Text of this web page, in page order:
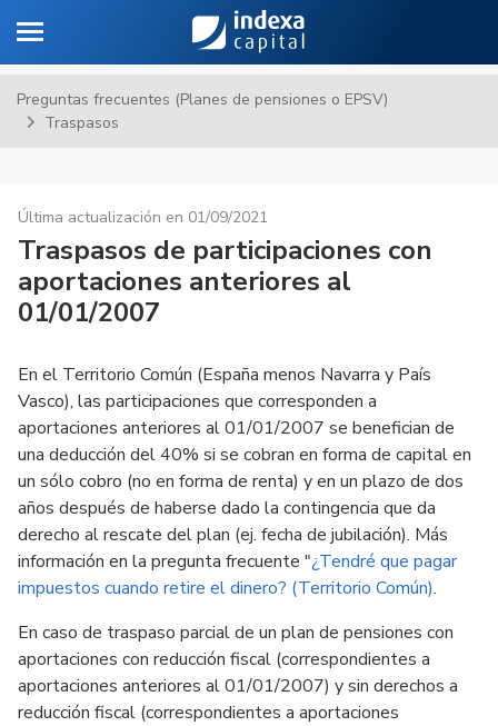
Toggle navigation
Preguntas frecuentes (Planes de pensiones o EPSV)
Traspasos
Última actualización en 01/09/2021
Traspasos de participaciones con
aportaciones anteriores al
01/01/2007
En el Territorio Común (España menos Navarra y País
Vasco), las participaciones que corresponden a
aportaciones anteriores al 01/01/2007 se benefician de
una deducción del 40% si se cobran en forma de capital en
un sólo cobro (no en forma de renta) y en un plazo de dos
años después de haberse dado la contingencia que da
derecho al rescate del plan (ej. fecha de jubilación). Más
información en la pregunta frecuente "¿Tendré que pagar
impuestos cuando retire el dinero? (Territorio Común).
En caso de traspaso parcial de un plan de pensiones con
aportaciones con reducción fiscal (correspondientes a
aportaciones anteriores al 01/01/2007) y sin derechos a
reducción fiscal (correspondientes a aportaciones